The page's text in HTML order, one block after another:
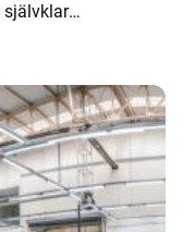
självklar